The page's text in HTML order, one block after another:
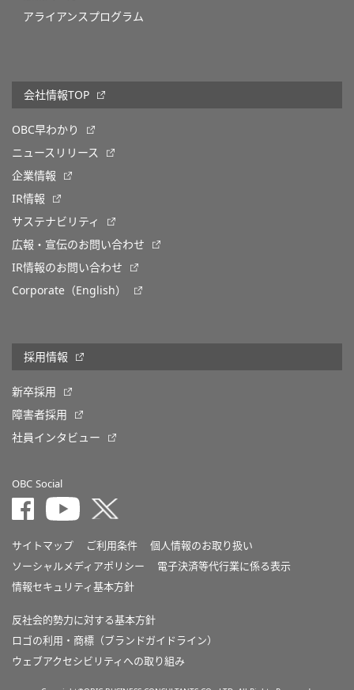
アライアンスプログラム
会社情報TOP
OBC早わかり
ニュースリリース
企業情報
IR情報
サステナビリティ
広報・宣伝のお問い合わせ
IR情報のお問い合わせ
Corporate（English）
採用情報
新卒採用
障害者採用
社員インタビュー
OBC Social
サイトマップ ご利用条件
個人情報のお取り扱い
ソーシャルメディアポリシー
電子決済等代行業に係る表示
情報セキュリティ基本方針
反社会的勢力に対する基本方針
ロゴの利用・商標（ブランドガイドライン）
ウェブアクセシビリティへの取り組み